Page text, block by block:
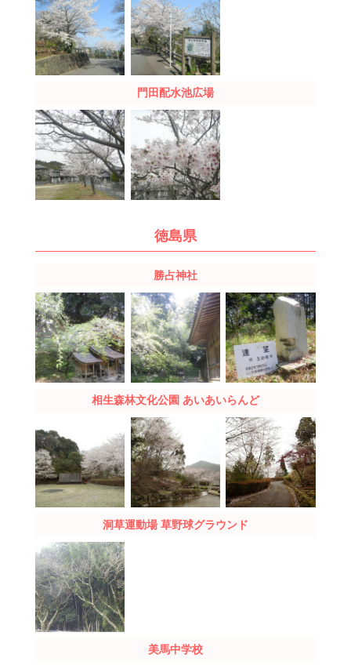
門田配水池広場
徳島県
勝占神社
相生森林文化公園 あいあいらんど
洞草運動場 草野球グラウンド
美馬中学校